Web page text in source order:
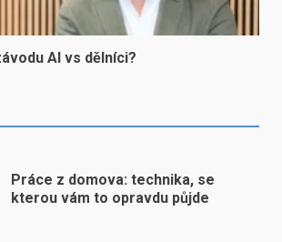
AI vs dělníci?
Práce z domova: technika, se
kterou vám to opravdu půjde